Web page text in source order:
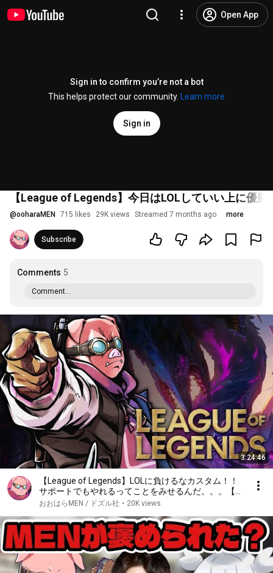
Open App
Sign in to confirm you’re not a bot
This helps protect our community.
Learn more
Sign in
【League of Legends】今日はLOLしていい上に優
@ooharaMEN 715 likes 29K views Streamed 7 months ago more
Subscribe
Comments 5
Comment...
3:24:46
【League of Legends】LOLに負けるなカスタム！！
サポートでもやれるってことをみせるんだ。。。【お
おはらMEN視点】
おおはらMEN / ドズル社 • 20K views